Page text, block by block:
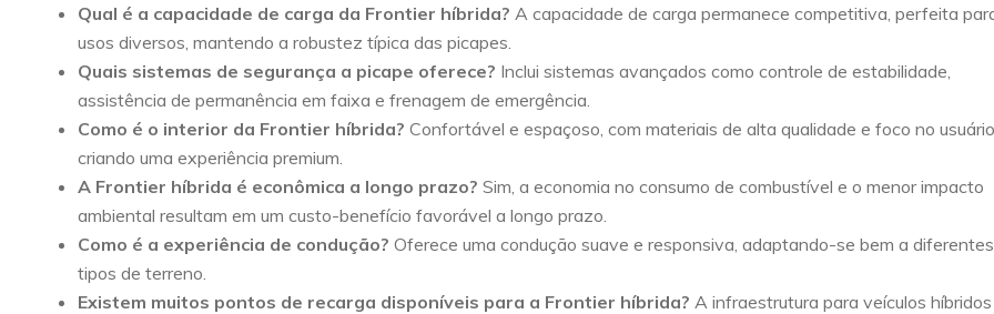
Qual é a capacidade de carga da Frontier híbrida? A capacidade de carga permanece competitiva, perfeita
usos diversos, mantendo a robustez típica das picapes.
Quais sistemas de segurança a picape oferece? Inclui sistemas avançados como controle de estabilidade,
assistência de permanência em faixa e frenagem de emergência.
Como é o interior da Frontier híbrida? Confortável e espaçoso, com materiais de alta qualidade e foco no usuário,
criando uma experiência premium.
A Frontier híbrida é econômica a longo prazo? Sim, a economia no consumo de combustível e o menor impacto
ambiental resultam em um custo-benefício favorável a longo prazo.
Como é a experiência de condução? Oferece uma condução suave e responsiva, adaptando-se bem a diferentes
tipos de terreno.
Existem muitos pontos de recarga disponíveis para a Frontier híbrida? A infraestrutura para veículos